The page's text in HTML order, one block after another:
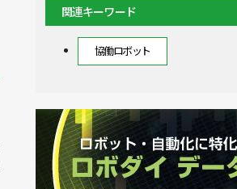
関連キーワード
協働ロボット